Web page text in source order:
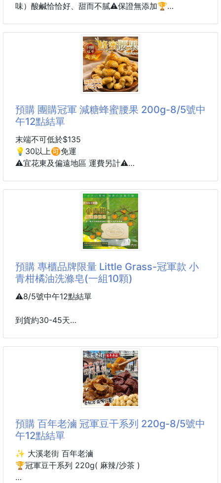
味）酸鹹恰恰好、甜而不膩⚠️保證無添加🏆
🏆經典雙口味｜原味／辣味｜百搭料理首選👍無任何
「原味-酸香香甜回甘」
「辣味-辣而不嗆不死鹹」
🏆嚴選台灣在地食材，傳承老罈發酵工藝，每一口都
是濃郁酸香
料理方式：炒麵、夾饅頭、煮湯、蒸魚、拌飯，5分鐘
變出餐廳級美味！
箱規：25組/1件
規格：350g±10g/包，一組2包
保存：-18°c冷凍18個月
25組倍數免運 未滿補運220元
🚚配送船運.偏
預購 團購冠軍 減糖蜂蜜腰果 200g-8/5號中
午12點結單
末端不可低於$135
💡30以上🉑免運
⚠️宜花東及偏遠地區 運費另計⚠️
👉很多媽媽敲碗指定回購
說他們家最愛這包腰果🤣
每次快沒了都會很緊張
嚴選大顆飽滿腰果仁✨
顆顆厚實完整搭配蜂蜜
腰果自然濃郁堅果香氣😋
特別調整成減糖微甜配方
甜度剛剛好、不會過於膩口👍
保留蜂蜜的溫潤香甜
也能品嚐到腰果本身的酥脆滋味💯
🏆嚴選新鮮腰果・職人手炒
✔ 手工蜜汁裹炒香氣層層堆疊
✔ 無添加人工色素、防腐劑
✔ 減糖微甜不黏口不死甜
腰果含
預購 專櫃品牌限量 Little Grass-冠軍款 小
青柑橘油洗滌皂(一組10顆)
⚠️8/5號中午12點結單
到貨約30-45天
終於出來了，喬了半年的時間，終於出品了，超級難得
的產品，超級霹靂的價格給團友們💥💥
品啦
這一顆小青柑橘油洗滌皂連日本客戶都讚嘆，讚不絕口
的一顆超級好皂，不同於市面廉價洗衣皂，完全不傷肌
預購 百年老滷 冠軍豆干系列 220g-8/5號中
午12點結單
✨ 大溪老街 百年老滷
🏆冠軍豆干系列 220g( 麻辣/沙茶 )